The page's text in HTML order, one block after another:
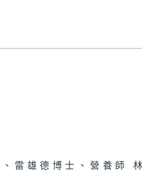
雷雄德博士、營養師